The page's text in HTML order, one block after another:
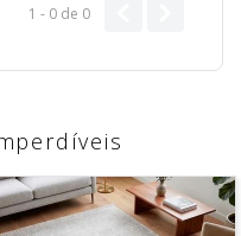
1 - 0 de 0